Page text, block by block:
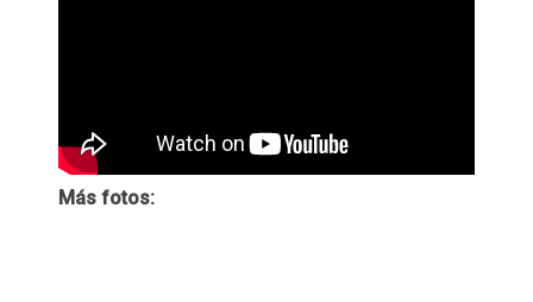
Más fotos: